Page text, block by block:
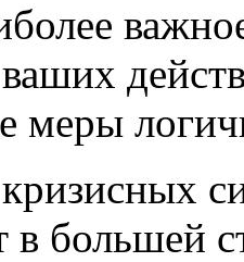
меры
большей